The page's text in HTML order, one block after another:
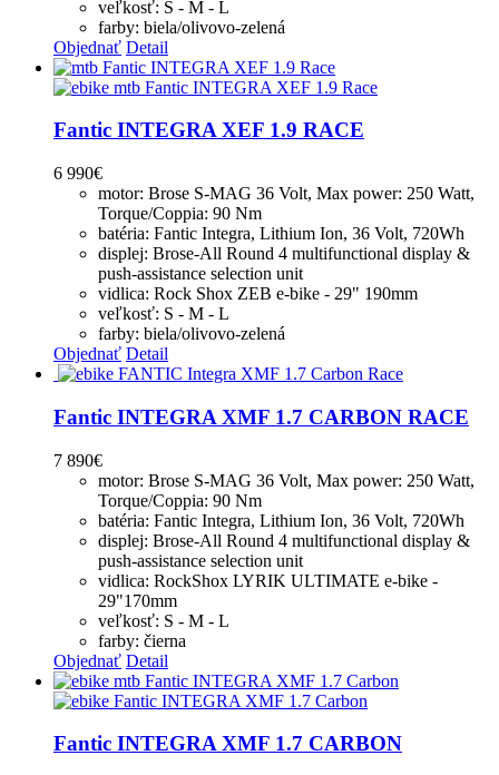
veľkosť: S - M - L
farby: biela/olivovo-zelená
Objednať Detail
Fantic INTEGRA XEF 1.9 RACE
6 990€
motor: Brose S-MAG 36 Volt, Max power: 250 Watt,
Torque/Coppia: 90 Nm
batéria: Fantic Integra, Lithium Ion, 36 Volt, 720Wh
displej: Brose-All Round 4 multifunctional display &
push-assistance selection unit
vidlica: Rock Shox ZEB e-bike - 29" 190mm
veľkosť: S - M - L
farby: biela/olivovo-zelená
Objednať Detail
Fantic INTEGRA XMF 1.7 CARBON RACE
7 890€
motor: Brose S-MAG 36 Volt, Max power: 250 Watt,
Torque/Coppia: 90 Nm
batéria: Fantic Integra, Lithium Ion, 36 Volt, 720Wh
displej: Brose-All Round 4 multifunctional display &
push-assistance selection unit
vidlica: RockShox LYRIK ULTIMATE e-bike -
29"170mm
veľkosť: S - M - L
farby: čierna
Objednať Detail
Fantic INTEGRA XMF 1.7 CARBON